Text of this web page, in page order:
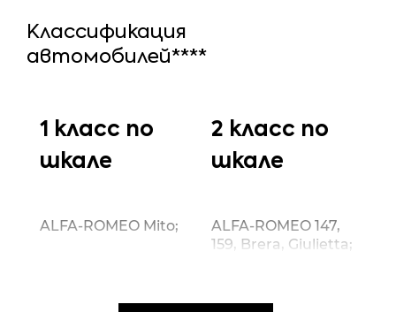
Классификация
автомобилей****
1 класс по
шкале
ALFA-ROMEO Mito;
2 класс по
шкале
ALFA-ROMEO 147,
159, Brera, Giulietta;